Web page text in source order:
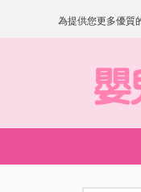
為提供您更多優質